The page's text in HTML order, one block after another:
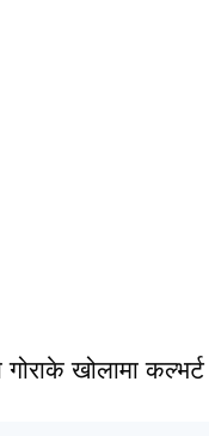
खोलामा कल्भर्ट